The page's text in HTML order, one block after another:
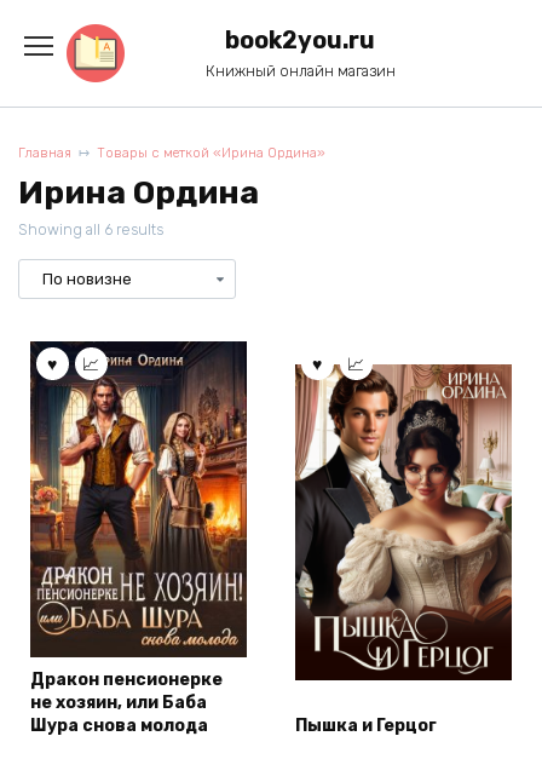
содержанию
book2you.ru
Книжный онлайн магазин
Главная Товары с меткой «Ирина Ордина»
Ирина Ордина
Showing all 6 results
Дракон пенсионерке
не хозяин, или Баба
Шура снова молода
Пышка и Герцог